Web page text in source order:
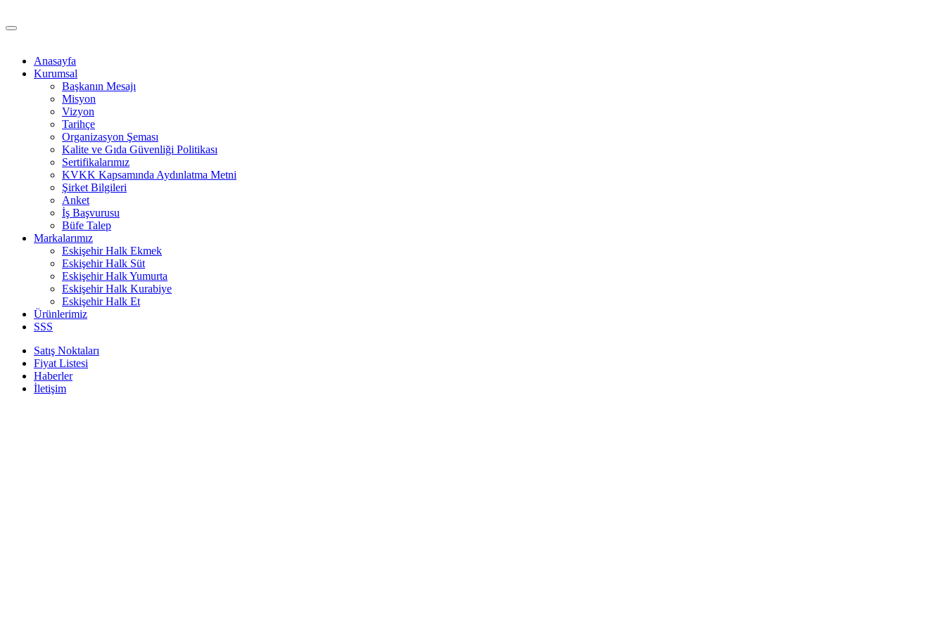
Anasayfa
Kurumsal
Başkanın Mesajı
Misyon
Vizyon
Tarihçe
Organizasyon Şeması
Kalite ve Gıda Güvenliği Politikası
Sertifikalarımız
KVKK Kapsamında Aydınlatma Metni
Şirket Bilgileri
Anket
İş Başvurusu
Büfe Talep
Markalarımız
Eskişehir Halk Ekmek
Eskişehir Halk Süt
Eskişehir Halk Yumurta
Eskişehir Halk Kurabiye
Eskişehir Halk Et
Ürünlerimiz
SSS
Satış Noktaları
Fiyat Listesi
Haberler
İletişim